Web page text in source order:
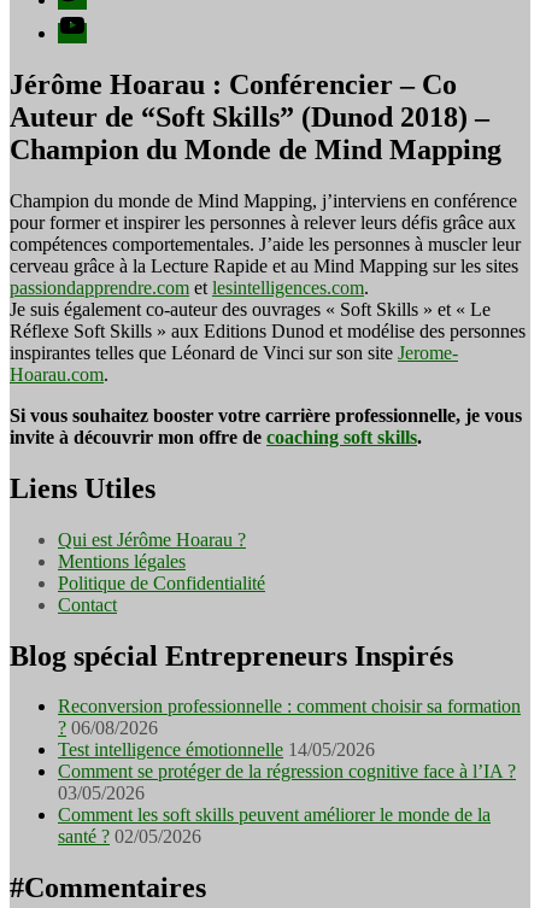
YouTube
Jérôme Hoarau : Conférencier – Co
Auteur de “Soft Skills” (Dunod 2018) –
Champion du Monde de Mind Mapping
Champion du monde de Mind Mapping, j’interviens en conférence
pour former et inspirer les personnes à relever leurs défis grâce aux
compétences comportementales. J’aide les personnes à muscler leur
cerveau grâce à la Lecture Rapide et au Mind Mapping sur les sites
passiondapprendre.com et lesintelligences.com.
Je suis également co-auteur des ouvrages « Soft Skills » et « Le
Réflexe Soft Skills » aux Editions Dunod et modélise des personnes
inspirantes telles que Léonard de Vinci sur son site Jerome-
Hoarau.com.
Si vous souhaitez booster votre carrière professionnelle, je vous
invite à découvrir mon offre de coaching soft skills.
Liens Utiles
Qui est Jérôme Hoarau ?
Mentions légales
Politique de Confidentialité
Contact
Blog spécial Entrepreneurs Inspirés
Reconversion professionnelle : comment choisir sa formation
? 06/08/2026
Test intelligence émotionnelle 14/05/2026
Comment se protéger de la régression cognitive face à l’IA ?
03/05/2026
Comment les soft skills peuvent améliorer le monde de la
santé ? 02/05/2026
#Commentaires